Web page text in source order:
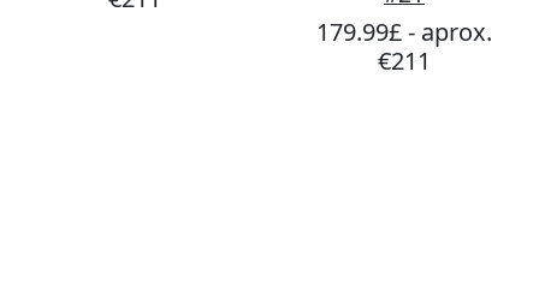
179.99£ - aprox.
€211